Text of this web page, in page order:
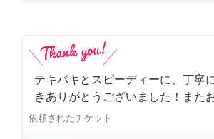
テキパキとスピーディーに、丁寧
きありがとうございました！また
依頼されたチケット